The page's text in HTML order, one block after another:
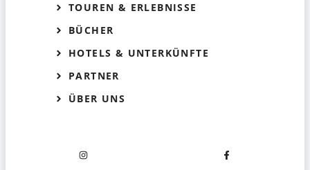
TOUREN & ERLEBNISSE
BÜCHER
HOTELS & UNTERKÜNFTE
PARTNER
ÜBER UNS